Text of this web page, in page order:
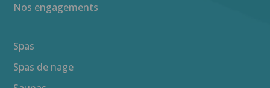
Nos engagements
Spas
Spas de nage